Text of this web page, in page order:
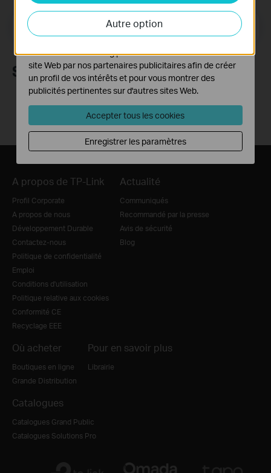
E-mail S'enregistrer
Suivez-nous
A propos de TP-Link
Profil Corporate
A propos de nous
Développement Durable
Contactez-nous
Politique de confidentialité
Emploi
Conditions d'utilisation
Politique relative aux cookies
Conformité CE
Recyclage EEE
Actualité
Communiqués
Recommandé par la presse
Avis de sécurité
Blog
Où acheter
Boutiques en ligne
Grande Distribution
Pour en savoir plus
Librairie
Catalogues
Catalogues Grand Public
Catalogues Solutions Pro
Autre option
Les cookies d'analyse nous permettent d'analyser vos
activités sur notre site Web pour améliorer et ajuster les
fonctionnalités de notre site Web.
Les cookies marketing peuvent être définis via notre
site Web par nos partenaires publicitaires afin de créer
un profil de vos intérêts et pour vous montrer des
publicités pertinentes sur d'autres sites Web.
Accepter tous les cookies
Enregistrer les paramètres